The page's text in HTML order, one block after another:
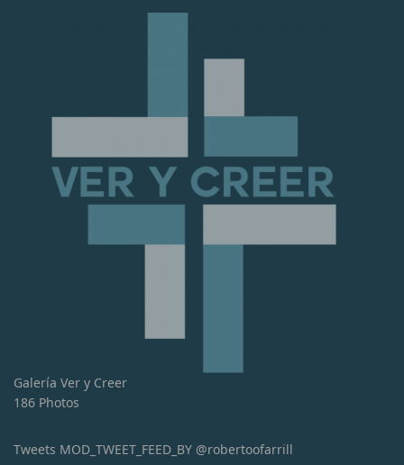
Galería Ver y Creer
186 Photos
Tweets MOD_TWEET_FEED_BY @robertoofarrill